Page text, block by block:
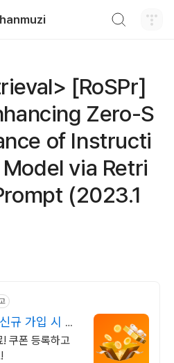
[RoSPr]
Zero-S
of Instructi
via Retri
(2023.1
규 가입 시 5
쿠폰 등록하고